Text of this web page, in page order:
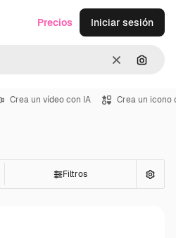
Borrar
Precios Iniciar sesión
Crea un vídeo con IA Crea un icono
Filtros